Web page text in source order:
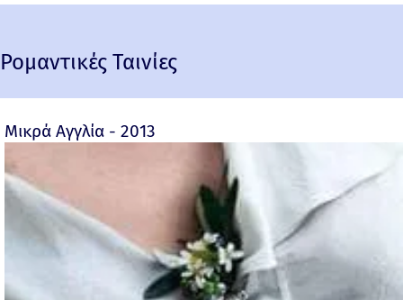
Ρομαντικές Ταινίες
Μικρά Αγγλία - 2013